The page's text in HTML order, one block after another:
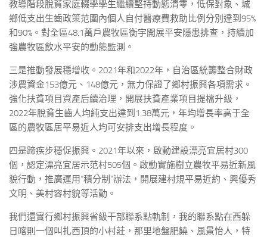
教導階段脫貧家庭輟學學生繼續堅持動態清零，低保對象、城
鄉低支出生齒政策范圍內個人自付醫療費救助比例分別達到95%
和90%。對全區48.1萬戶農牧區衡宇開展平安隱患排查，持續加
強農牧區飲水平安的動態監測。
三是推動發展穩增收。2021年和2022年，自治區統籌整合財政
涉農資金153億元、148億元，無力保證了鄉村振興各項需求。
強化扶貧項目資產后續治理，開展扶貧產業項目提檔升級，
2022年脫貧生齒人均純支出達到1.38萬元，年均增長率高于全
區的農牧區居平易近人均可安排支出增長程度。
四是蹄疾步穩促振興。2021年以來，啟動建設漂亮宜居村300
個，認定漂亮宜居示范村505個。啟動實施樹立農牧平易近新風
貌行動，推廣運用“積分制”辦法，開展建村規平易近約、興優秀
文明、美村容村貌等活動。
我們還實行鄉村振興省級干部聯系點軌制，我的聯系點在西躲
日喀則一個叫扎西頂的小村莊，那里地盤肥饒、風景怡人，特